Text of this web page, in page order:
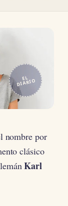
EL
DIARIO
nombre por
clásico
Karl